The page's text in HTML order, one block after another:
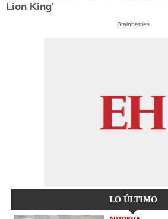
Lion King'
Brainberries
LO ÚLTIMO